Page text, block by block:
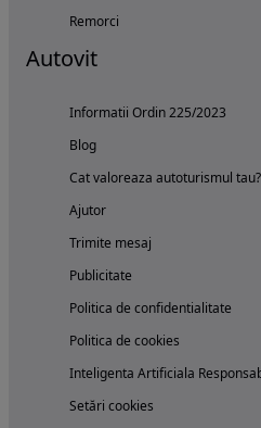
Remorci
Autovit
Informatii Ordin 225/2023
Blog
Cat valoreaza autoturismul tau?
Ajutor
Trimite mesaj
Publicitate
Politica de confidentialitate
Politica de cookies
Inteligenta Artificiala
Setări cookies